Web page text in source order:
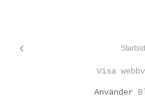
‹
Visa
Använder